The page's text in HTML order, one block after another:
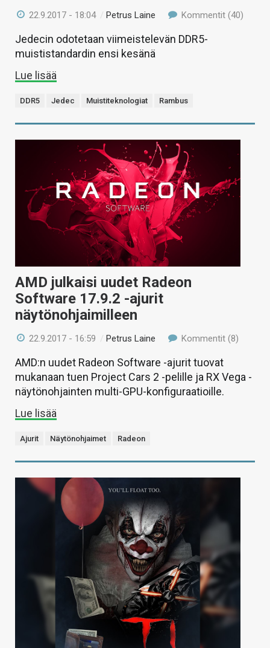
22.9.2017 - 18:04 /Petrus Laine Kommentit (40)
Jedecin odotetaan viimeistelevän DDR5-
muististandardin ensi kesänä
Lue lisää
DDR5 Jedec Muistiteknologiat Rambus
AMD julkaisi uudet Radeon
Software 17.9.2 -ajurit
näytönohjaimilleen
22.9.2017 - 16:59 /Petrus Laine Kommentit (8)
AMD:n uudet Radeon Software -ajurit tuovat
mukanaan tuen Project Cars 2 -pelille ja RX Vega -
näytönohjainten multi-GPU-konfiguraatioille.
Lue lisää
Ajurit Näytönohjaimet Radeon